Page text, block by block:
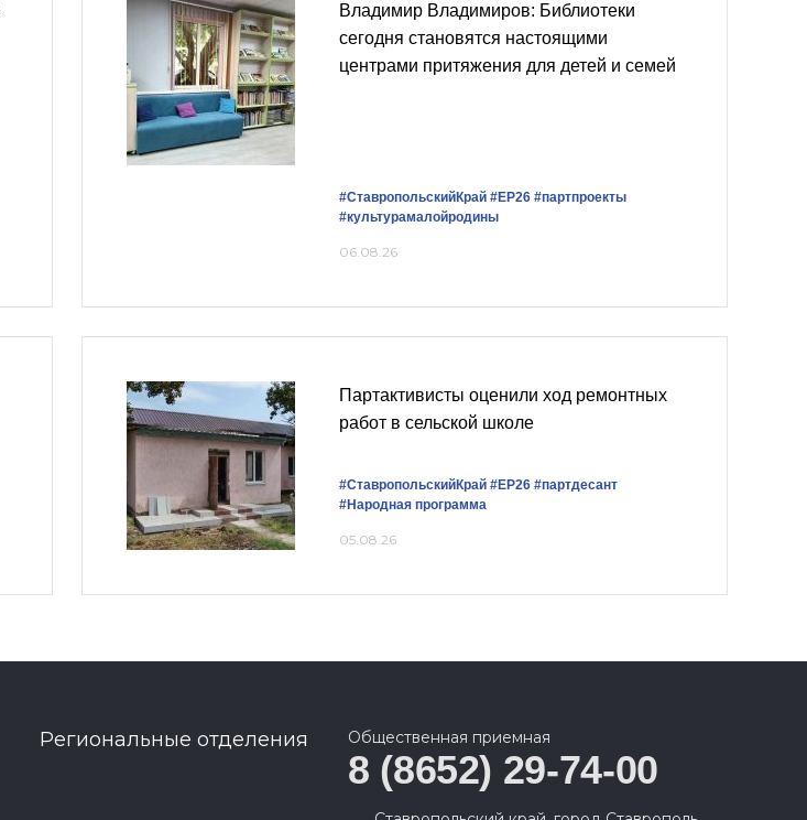
Владимир Владимиров: Библиотеки
сегодня становятся настоящими
центрами притяжения для детей и семей
#СтавропольскийКрай #ЕР26 #партпроекты
#культурамалойродины
06.08.26
Партактивисты оценили ход ремонтных
работ в сельской школе
#СтавропольскийКрай #ЕР26 #партдесант
#Народная программа
05.08.26
Региональные отделения Общественная приемная
8 (8652) 29-74-00